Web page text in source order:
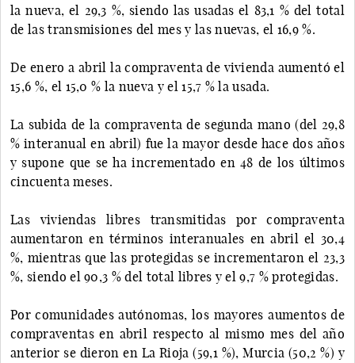
la nueva, el 29,3 %, siendo las usadas el 83,1 % del total
de las transmisiones del mes y las nuevas, el 16,9 %.
De enero a abril la compraventa de vivienda aumentó el
15,6 %, el 15,0 % la nueva y el 15,7 % la usada.
La subida de la compraventa de segunda mano (del 29,8
% interanual en abril) fue la mayor desde hace dos años
y supone que se ha incrementado en 48 de los últimos
cincuenta meses.
Las viviendas libres transmitidas por compraventa
aumentaron en términos interanuales en abril el 30,4
%, mientras que las protegidas se incrementaron el 23,3
%, siendo el 90,3 % del total libres y el 9,7 % protegidas.
Por comunidades autónomas, los mayores aumentos de
compraventas en abril respecto al mismo mes del año
anterior se dieron en La Rioja (59,1 %), Murcia (50,2 %) y